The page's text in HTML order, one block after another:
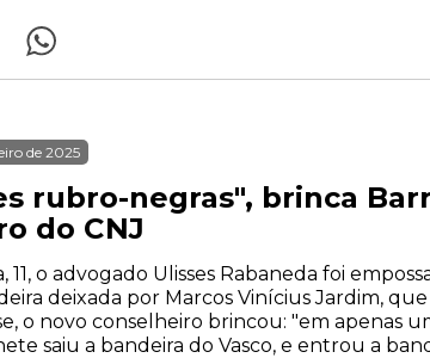
de 2025
rubro-negras", brinca
do CNJ
11, o advogado Ulisses Rabaneda foi
deixada por Marcos Vinícius Jardim,
o novo conselheiro brincou: "em apenas
saiu a bandeira do Vasco, e entrou a